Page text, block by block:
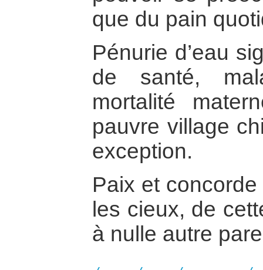
que du pain
Pénurie d’eau
de santé,
mortalité
pauvre village
exception.
Paix et
les cieux, de
à nulle autre